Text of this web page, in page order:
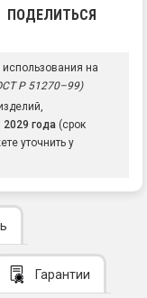
ПОДЕЛИТЬСЯ
на
Р 51270–99)
года (срок
уточнить у
Гарантии